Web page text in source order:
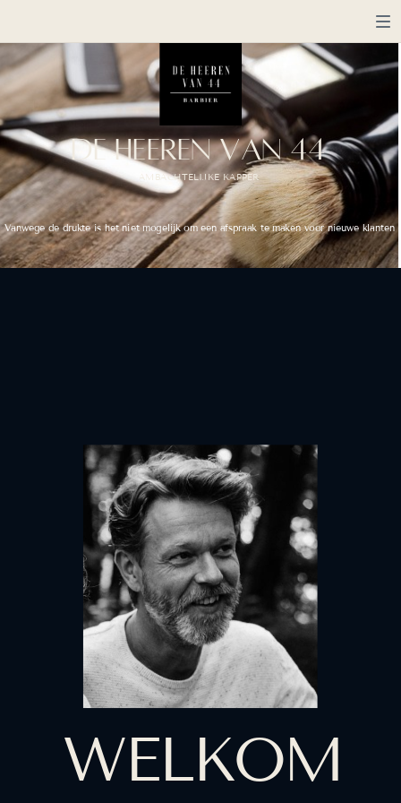
BOOK A CONSULTATION
AMBACHTELIJKE KAPPER
DE HEEREN VAN 44
Vanwege de drukte is het niet mogelijk om een afspraak te maken voor nieuwe klanten
WELKOM